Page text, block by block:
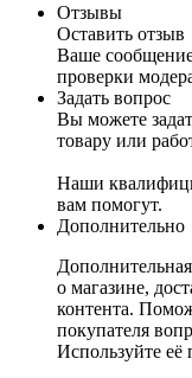
Отзывы
Оставить отзыв
Ваше
проверки
Задать вопрос
Вы можете
товару или
Наши
вам помогут.
Дополнительно
о магазине,
контента.
покупателя
Используйте